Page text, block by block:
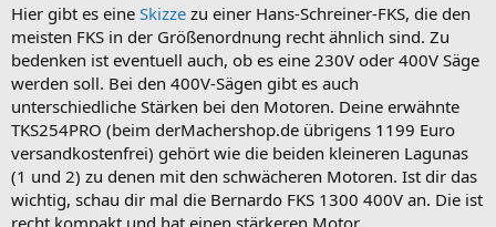
Hier gibt es eine Skizze zu einer Hans-Schreiner-FKS, die den
meisten FKS in der Größenordnung recht ähnlich sind. Zu
bedenken ist eventuell auch, ob es eine 230V oder 400V Säge
werden soll. Bei den 400V-Sägen gibt es auch
unterschiedliche Stärken bei den Motoren. Deine erwähnte
TKS254PRO (beim derMachershop.de übrigens 1199 Euro
versandkostenfrei) gehört wie die beiden kleineren Lagunas
(1 und 2) zu denen mit den schwächeren Motoren. Ist dir das
wichtig, schau dir mal die Bernardo FKS 1300 400V an. Die ist
recht kompakt und hat einen stärkeren Motor.